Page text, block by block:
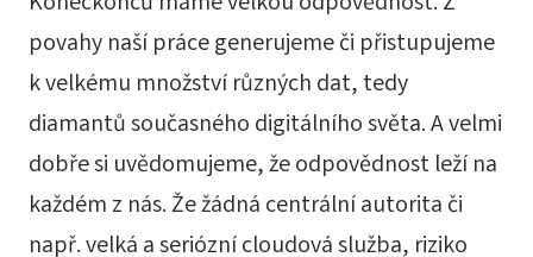
povahy naší práce generujeme či přistupujeme
k velkému množství různých dat, tedy
diamantů současného digitálního světa. A velmi
dobře si uvědomujeme, že odpovědnost leží na
každém z nás. Že žádná centrální autorita či
např. velká a seriózní cloudová služba, riziko